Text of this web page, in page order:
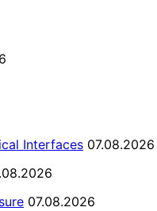
Interfaces 07.08.2026
07.08.2026